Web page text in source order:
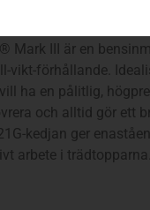
Mark III är en
vikt-förhållande.
ha en pålitlig,
och alltid gör ett
kedjan ger
arbete i trädtopparna.